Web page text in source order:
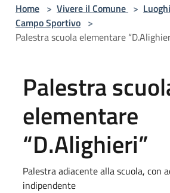
Home > Vivere il Comune > Luoghi
Campo Sportivo >
Palestra scuola elementare
Palestra
elementare
“D.Alighieri”
Palestra adiacente alla scuola, con
indipendente